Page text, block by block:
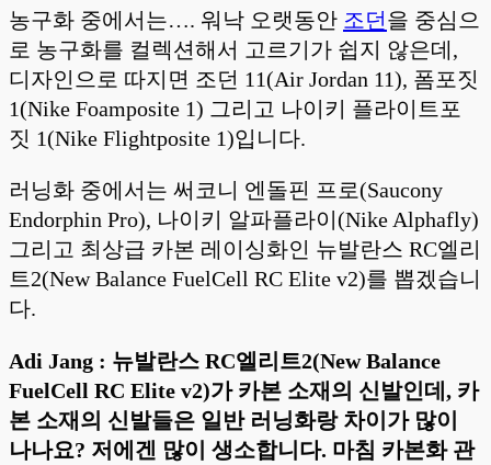
농구화 중에서는…. 워낙 오랫동안 조던을 중심으
로 농구화를 컬렉션해서 고르기가 쉽지 않은데,
디자인으로 따지면 조던 11(Air Jordan 11), 폼포짓
1(Nike Foamposite 1) 그리고 나이키 플라이트포
짓 1(Nike Flightposite 1)입니다.
러닝화 중에서는 써코니 엔돌핀 프로(Saucony
Endorphin Pro), 나이키 알파플라이(Nike Alphafly)
그리고 최상급 카본 레이싱화인 뉴발란스 RC엘리
트2(New Balance FuelCell RC Elite v2)를 뽑겠습니
다.
Adi Jang : 뉴발란스 RC엘리트2(New Balance
FuelCell RC Elite v2)가 카본 소재의 신발인데, 카
본 소재의 신발들은 일반 러닝화랑 차이가 많이
나나요? 저에겐 많이 생소합니다. 마침 카본화 관